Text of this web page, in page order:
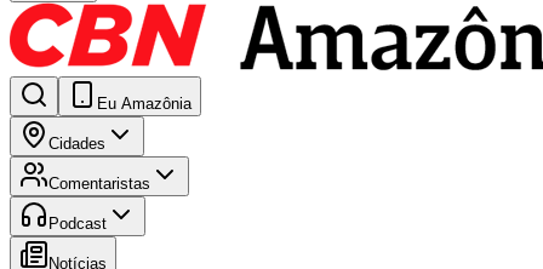
Eu Amazônia
Cidades
Comentaristas
Podcast
Notícias